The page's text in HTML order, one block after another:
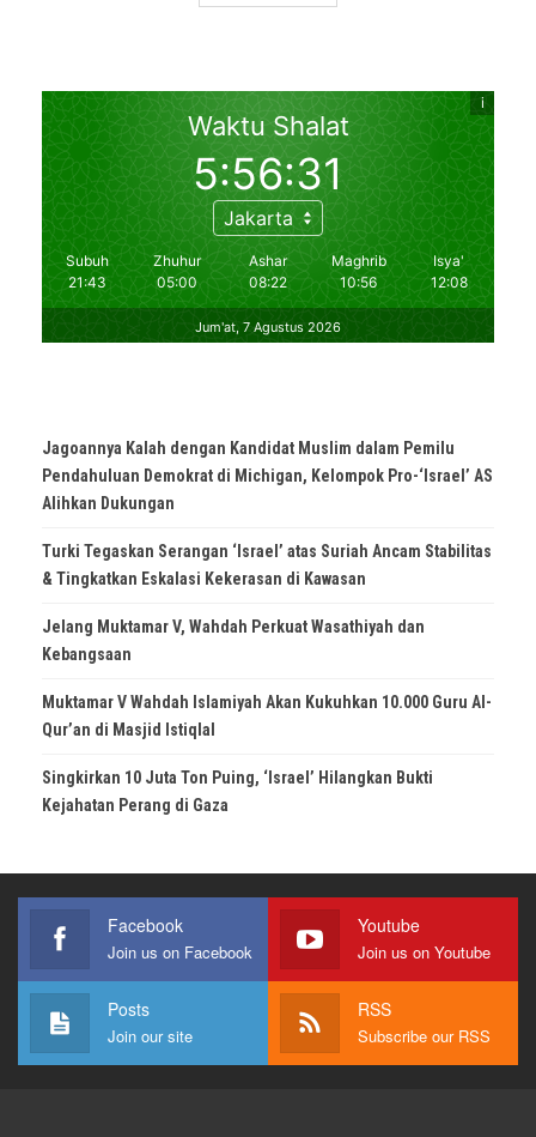
Jagoannya Kalah dengan Kandidat Muslim dalam Pemilu
Pendahuluan Demokrat di Michigan, Kelompok Pro-‘Israel’ AS
Alihkan Dukungan
Turki Tegaskan Serangan ‘Israel’ atas Suriah Ancam Stabilitas
& Tingkatkan Eskalasi Kekerasan di Kawasan
Jelang Muktamar V, Wahdah Perkuat Wasathiyah dan
Kebangsaan
Muktamar V Wahdah Islamiyah Akan Kukuhkan 10.000 Guru Al-
Qur’an di Masjid Istiqlal
Singkirkan 10 Juta Ton Puing, ‘Israel’ Hilangkan Bukti
Kejahatan Perang di Gaza
Facebook
Join us on Facebook
Youtube
Join us on Youtube
Posts
Join our site
RSS
Subscribe our RSS